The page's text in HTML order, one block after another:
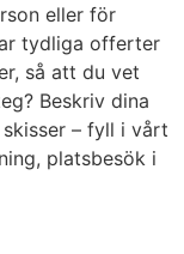
eller för
tydliga offerter
så att du vet
Beskriv dina
– fyll i vårt
platsbesök i